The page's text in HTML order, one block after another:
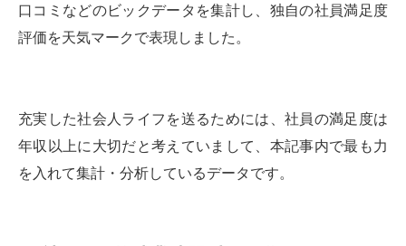
口コミなどのビックデータを集計し、独自の社員満足度
評価を天気マークで表現しました。
充実した社会人ライフを送るためには、社員の満足度は
年収以上に大切だと考えていまして、本記事内で最も力
を入れて集計・分析しているデータです。